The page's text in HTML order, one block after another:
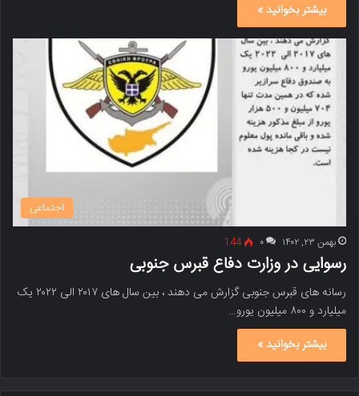
بیشتر بخوانید »
اجتماعی
بهمن ۲۳, ۱۴۰۲ ۰ 144
رسوایی در وزارت دفاع قبرس جنوبی
رسانه های قبرس جنوبی گزارش می دهند ، بین سال های ۲۰۱۷ الی ۲۰۲۲ یک
میلیارد و ۸۰۰ میلیون یورو…
بیشتر بخوانید »